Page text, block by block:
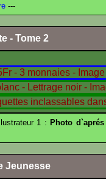
---
- Tome 2
1 : Photo
Jeunesse